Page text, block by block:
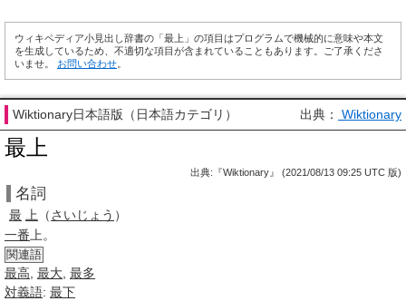
ウィキペディア小見出し辞書の「最上」の項目はプログラムで機械的に意味や本文
を生成しているため、不適切な項目が含まれていることもあります。ご了承くださ
いませ。 お問い合わせ
Wiktionary日本語版（日本語カテゴリ） 出典： Wiktionary
最上
出典:『Wiktionary』 (2021/08/13 09:25 UTC 版)
名詞
最 上 （さいじょう ）
一番上。
関連語
最高, 最大, 最多
対義語: 最下